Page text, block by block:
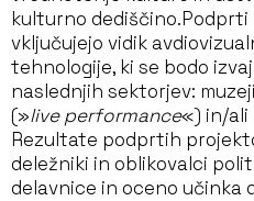
kulturno dediščino.Podprti
vključujejo vidik
tehnologije, ki se bodo
naslednjih sektorjev:
(»live performance«) in/ali
Rezultate podprtih
deležniki in oblikovalci
delavnice in oceno učinka